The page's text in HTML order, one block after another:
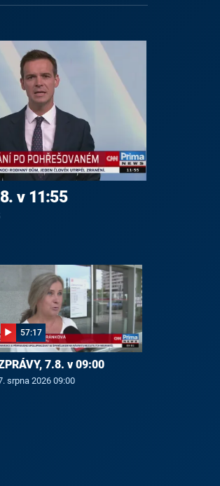
v 11:55
57:17
7.8. v 09:00
srpna 2026 09:00